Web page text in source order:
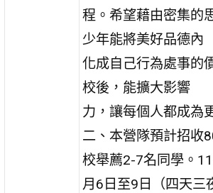
程。希望藉由密集的
少年能將美好品德內
化成自己行為處事的
校後，能擴大影響
力，讓每個人都成為
二、本營隊預計招收
校舉薦2-7名同學。
月6日至9日（四天三